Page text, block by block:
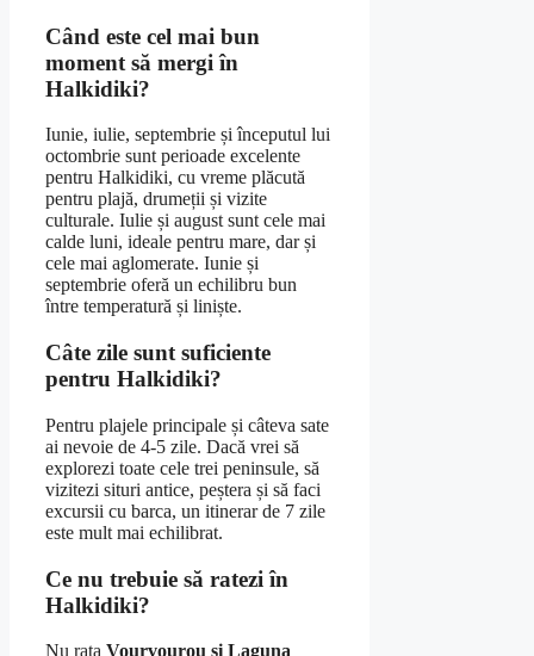
Când este cel mai bun
moment să mergi în
Halkidiki?
Iunie, iulie, septembrie și începutul lui
octombrie sunt perioade excelente
pentru Halkidiki, cu vreme plăcută
pentru plajă, drumeții și vizite
culturale. Iulie și august sunt cele mai
calde luni, ideale pentru mare, dar și
cele mai aglomerate. Iunie și
septembrie oferă un echilibru bun
între temperatură și liniște.
Câte zile sunt suficiente
pentru Halkidiki?
Pentru plajele principale și câteva sate
ai nevoie de 4-5 zile. Dacă vrei să
explorezi toate cele trei peninsule, să
vizitezi situri antice, peștera și să faci
excursii cu barca, un itinerar de 7 zile
este mult mai echilibrat.
Ce nu trebuie să ratezi în
Halkidiki?
Nu rata Vourvourou și Laguna